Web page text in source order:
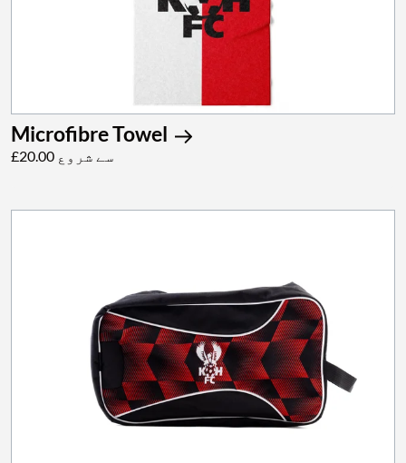
Microfibre Towel
£20.00 سے شروع